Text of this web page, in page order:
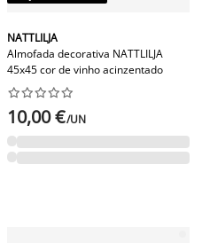
NATTLILJA
Almofada decorativa NATTLILJA
45x45 cor de vinho acinzentado






10,00 €/UN